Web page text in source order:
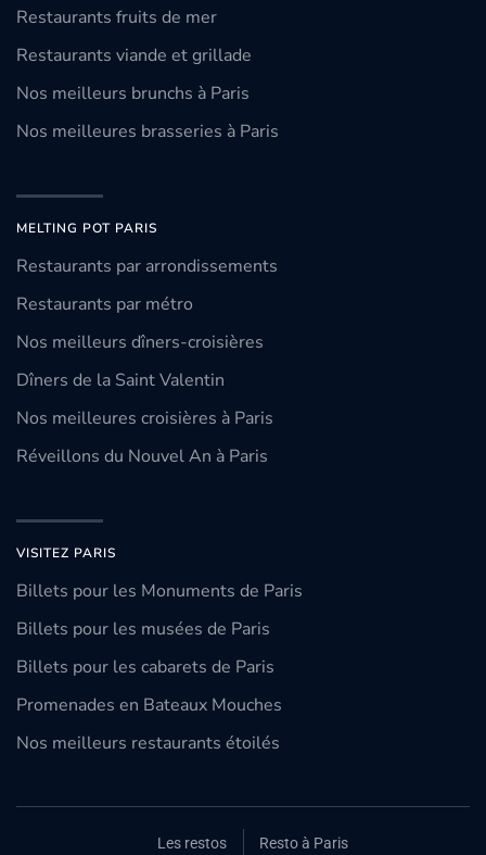
Restaurants fruits de mer
Restaurants viande et grillade
Nos meilleurs brunchs à Paris
Nos meilleures brasseries à Paris
MELTING POT PARIS
Restaurants par arrondissements
Restaurants par métro
Nos meilleurs dîners-croisières
Dîners de la Saint Valentin
Nos meilleures croisières à Paris
Réveillons du Nouvel An à Paris
VISITEZ PARIS
Billets pour les Monuments de Paris
Billets pour les musées de Paris
Billets pour les cabarets de Paris
Promenades en Bateaux Mouches
Nos meilleurs restaurants étoilés
Les restos Resto à Paris